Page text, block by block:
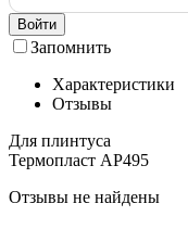
Войти
Запомнить
Характеристики
Отзывы
Для плинтуса
Термопласт АР495
Отзывы не найдены